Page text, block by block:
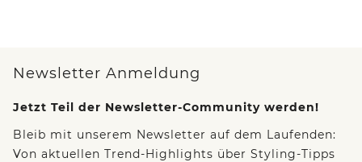
Newsletter Anmeldung
Jetzt Teil der Newsletter-Community werden!
Bleib mit unserem Newsletter auf dem Laufenden:
Von aktuellen Trend-Highlights über Styling-Tipps